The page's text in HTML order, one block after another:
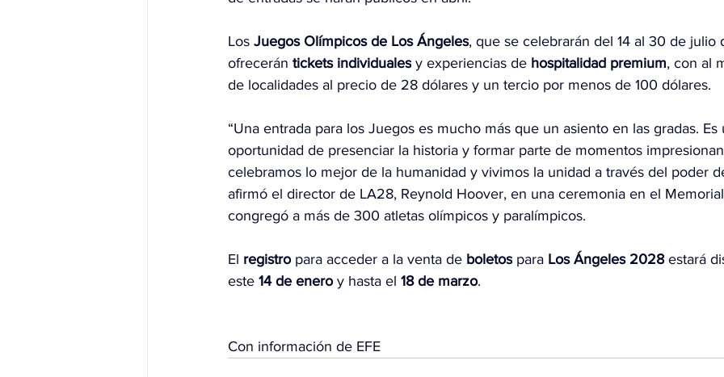
Los Juegos Olímpicos de Los Ángeles, que se celebrarán del 14 al 30 de julio
ofrecerán tickets individuales y experiencias de hospitalidad premium, con al
de localidades al precio de 28 dólares y un tercio por menos de 100 dólares.
“Una entrada para los Juegos es mucho más que un asiento en las gradas. Es
oportunidad de presenciar la historia y formar parte de momentos
celebramos lo mejor de la humanidad y vivimos la unidad a través del poder
afirmó el director de LA28, Reynold Hoover, en una ceremonia en el
congregó a más de 300 atletas olímpicos y paralímpicos.
El registro para acceder a la venta de boletos para Los Ángeles 2028 estará
este 14 de enero y hasta el 18 de marzo.
Con información de EFE